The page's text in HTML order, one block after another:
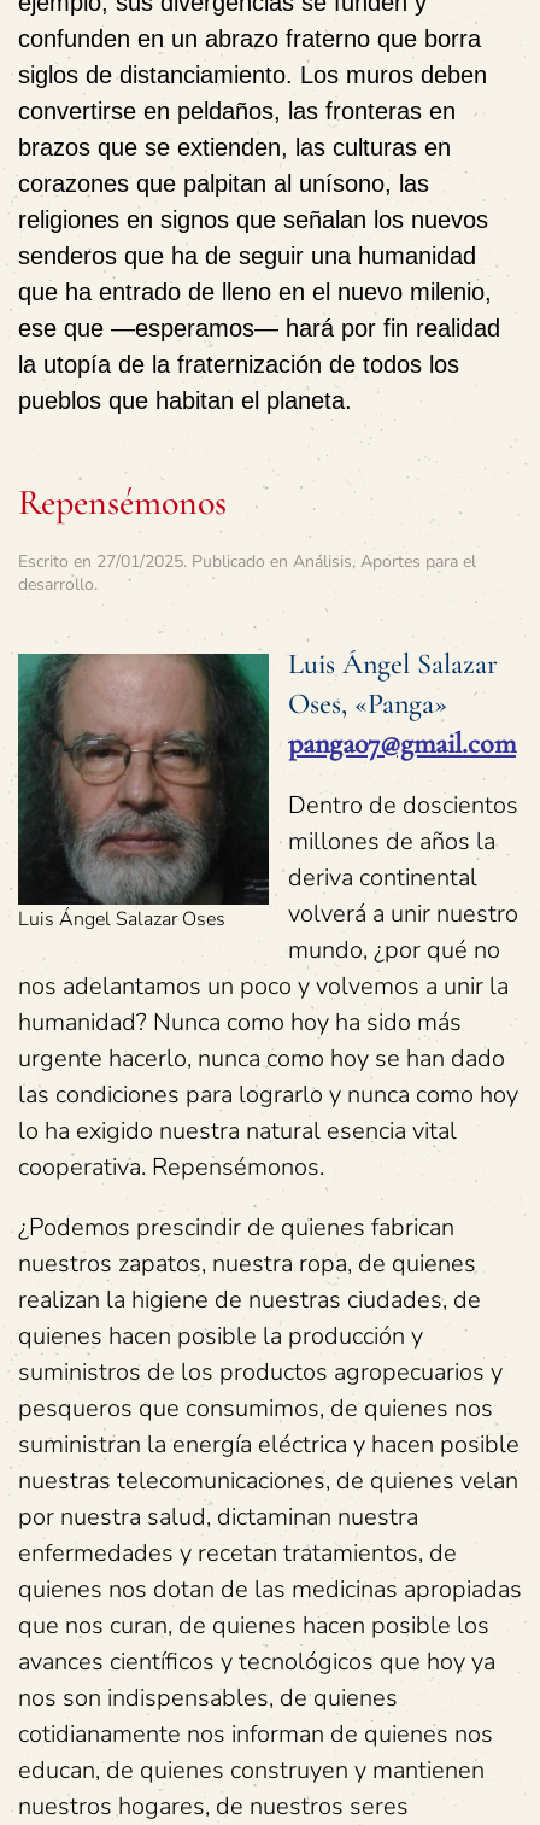
confunden en un abrazo fraterno que borra
siglos de distanciamiento. Los muros deben
convertirse en peldaños, las fronteras en
brazos que se extienden, las culturas en
corazones que palpitan al unísono, las
religiones en signos que señalan los nuevos
senderos que ha de seguir una humanidad
que ha entrado de lleno en el nuevo milenio,
ese que —esperamos— hará por fin realidad
la utopía de la fraternización de todos los
pueblos que habitan el planeta.
Repensémonos
Escrito en 27/01/2025. Publicado en Análisis, Aportes para el
desarrollo.
Luis Ángel Salazar Oses
Luis Ángel Salazar
Oses, «Panga»
panga07@gmail.com
Dentro de doscientos
millones de años la
deriva continental
volverá a unir nuestro
mundo, ¿por qué no
nos adelantamos un poco y volvemos a unir la
humanidad? Nunca como hoy ha sido más
urgente hacerlo, nunca como hoy se han dado
las condiciones para lograrlo y nunca como hoy
lo ha exigido nuestra natural esencia vital
cooperativa. Repensémonos.
¿Podemos prescindir de quienes fabrican
nuestros zapatos, nuestra ropa, de quienes
realizan la higiene de nuestras ciudades, de
quienes hacen posible la producción y
suministros de los productos agropecuarios y
pesqueros que consumimos, de quienes nos
suministran la energía eléctrica y hacen posible
nuestras telecomunicaciones, de quienes velan
por nuestra salud, dictaminan nuestra
enfermedades y recetan tratamientos, de
quienes nos dotan de las medicinas apropiadas
que nos curan, de quienes hacen posible los
avances científicos y tecnológicos que hoy ya
nos son indispensables, de quienes
cotidianamente nos informan de quienes nos
educan, de quienes construyen y mantienen
nuestros hogares, de nuestros seres